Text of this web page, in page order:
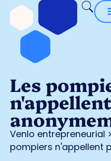
Les
Venlo entrepreneurial >
pompiers n'appellent